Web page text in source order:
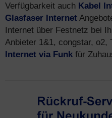
Verfügbarkeit auch Kabel
Glasfaser Internet
Internet über Festnetz bei
Anbieter 1&1, congstar, o2,
Internet via Funk für